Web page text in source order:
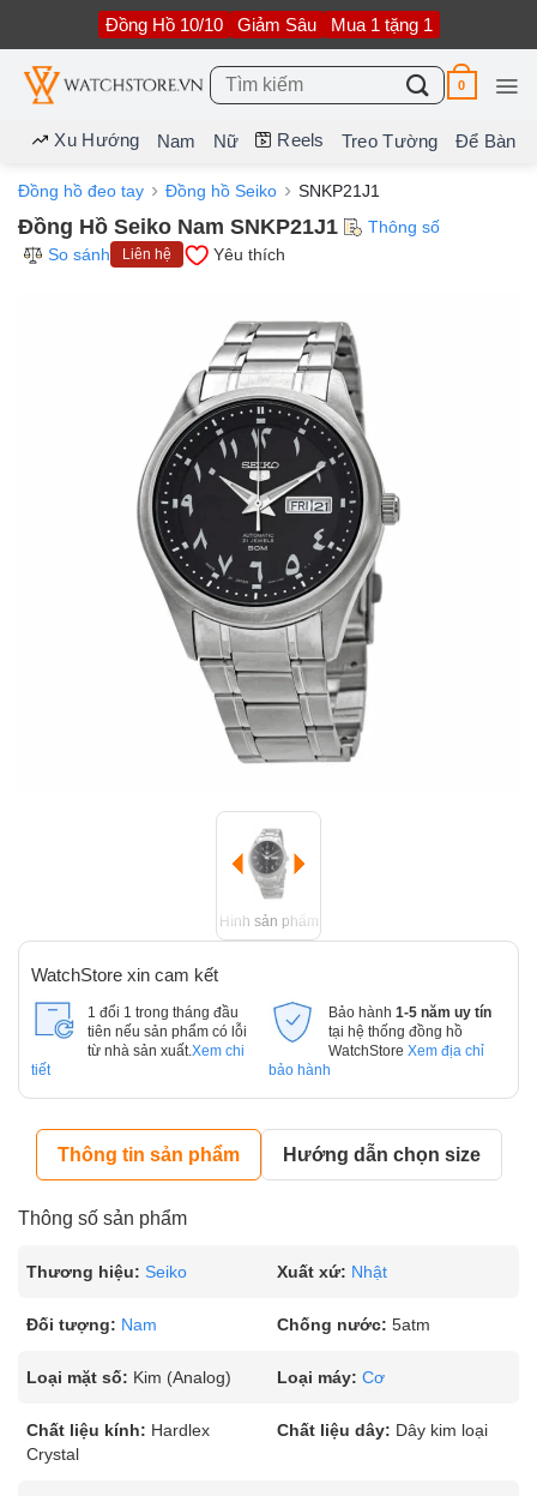
nội
dung
Đồng Hồ 10/10 Giảm Sâu Mua 1 tặng 1
Tìm
kiếm:
0
Xu Hướng Nam Nữ Reels Treo Tường Để Bàn
Đồng hồ đeo tay Đồng hồ Seiko SNKP21J1
Đồng Hồ Seiko Nam SNKP21J1
Thông số
So sánh
Liên hệ Yêu thích
Hình sản phẩm
WatchStore xin cam kết
1 đổi 1 trong tháng đầu
tiên nếu sản phẩm có lỗi
từ nhà sản xuất. Xem chi
tiết
Bảo hành 1-5 năm uy tín
tại hệ thống đồng hồ
WatchStore Xem địa chỉ
bảo hành
Thông tin sản phẩm Hướng dẫn chọn size
Thông số sản phẩm
Thương hiệu: Seiko Xuất xứ: Nhật
Đối tượng: Nam Chống nước: 5atm
Loại mặt số: Kim (Analog) Loại máy: Cơ
Chất liệu kính: Hardlex
Crystal
Chất liệu dây: Dây kim loại